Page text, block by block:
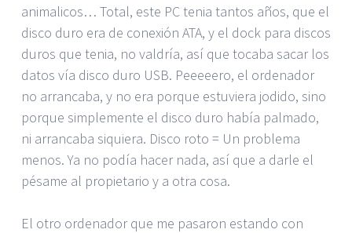
animalicos… Total, este PC tenia tantos años, que el
disco duro era de conexión ATA, y el dock para discos
duros que tenia, no valdría, así que tocaba sacar los
datos vía disco duro USB. Peeeeero, el ordenador
no arrancaba, y no era porque estuviera jodido, sino
porque simplemente el disco duro había palmado,
ni arrancaba siquiera. Disco roto = Un problema
menos. Ya no podía hacer nada, así que a darle el
pésame al propietario y a otra cosa.
El otro ordenador que me pasaron estando con